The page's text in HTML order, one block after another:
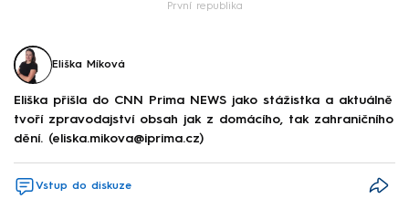
První republika
Eliška Míková
Eliška přišla do CNN Prima NEWS jako stážistka a aktuálně
tvoří zpravodajství obsah jak z domácího, tak zahraničního
dění. (eliska.mikova@iprima.cz)
Vstup do diskuze